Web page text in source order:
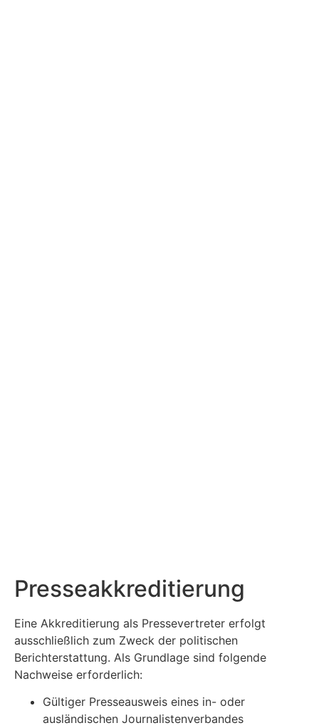
Presse­akkreditierung
Eine Akkreditierung als Pressevertreter erfolgt
ausschließlich zum Zweck der politischen
Berichterstattung. Als Grundlage sind folgende
Nachweise erforderlich:
Gültiger Presseausweis eines in- oder
ausländischen Journalistenverbandes